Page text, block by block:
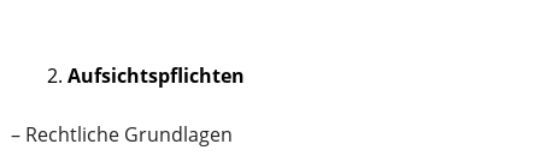
Aufsichtspflichten
– Rechtliche Grundlagen